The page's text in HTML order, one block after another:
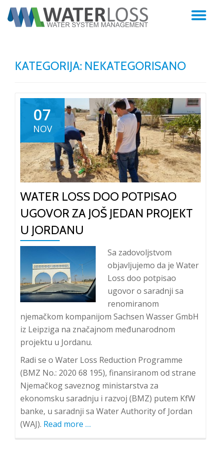
Skip
KATEGORIJA: NEKATEGORISANO
07
NOV
WATER LOSS DOO POTPISAO
UGOVOR ZA JOŠ JEDAN PROJEKT
U JORDANU
Sa zadovoljstvom
objavljujemo da je Water
Loss doo potpisao
ugovor o saradnji sa
renomiranom
njemačkom kompanijom Sachsen Wasser GmbH
iz Leipziga na značajnom međunarodnom
projektu u Jordanu.
Radi se o Water Loss Reduction Programme
(BMZ No.: 2020 68 195), finansiranom od strane
Njemačkog saveznog ministarstva za
ekonomsku saradnju i razvoj (BMZ) putem KfW
banke, u saradnji sa Water Authority of Jordan
(WAJ). Read more about
…